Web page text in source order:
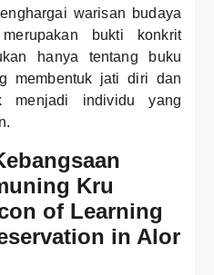
warisan budaya
bukti konkrit
hanya tentang buku
membentuk jati diri dan
menjadi individu yang
Kru
of Learning
in Alor